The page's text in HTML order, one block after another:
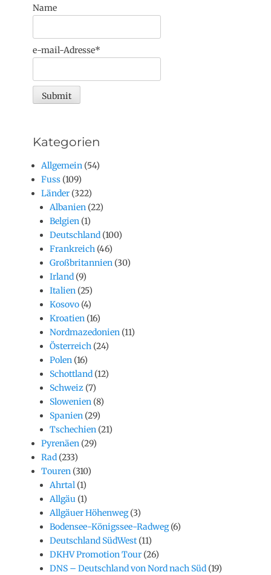
Name
e-mail-Adresse*
Kategorien
Allgemein (54)
Fuss (109)
Länder (322)
Albanien (22)
Belgien (1)
Deutschland (100)
Frankreich (46)
Großbritannien (30)
Irland (9)
Italien (25)
Kosovo (4)
Kroatien (16)
Nordmazedonien (11)
Österreich (24)
Polen (16)
Schottland (12)
Schweiz (7)
Slowenien (8)
Spanien (29)
Tschechien (21)
Pyrenäen (29)
Rad (233)
Touren (310)
Ahrtal (1)
Allgäu (1)
Allgäuer Höhenweg(3)
Bodensee-Königssee-Radweg(6)
Deutschland SüdWest(11)
DKHV Promotion Tour (26)
DNS – Deutschland von Nord nach Süd (19)